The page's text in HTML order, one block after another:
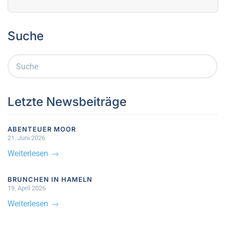
Suche
Letzte Newsbeiträge
ABENTEUER MOOR
21. Juni 2026
Weiterlesen
BRUNCHEN IN HAMELN
19. April 2026
Weiterlesen